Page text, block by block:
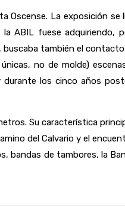
Oscense. La exposición se
ABIL fuese adquiriendo,
buscaba también el
no de molde)
durante los cinco años
Su característica
del Calvario y el
bandas de tambores, la